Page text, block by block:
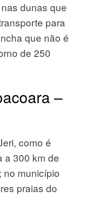
dunas que
para
que não é
de 250
–
como é
a 300 km de
no município
praias do